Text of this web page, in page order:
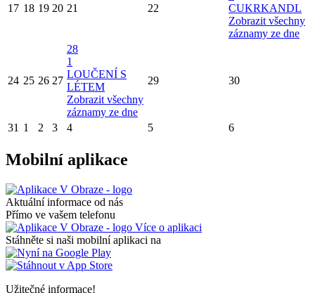
17 18 19 20 21 22
CUKRKANDL
Zobrazit všechny
záznamy ze dne
24 25 26 27
28
1
LOUČENÍ S
LÉTEM
Zobrazit všechny
záznamy ze dne
29 30
31 1 2 3 4 5 6
Mobilní aplikace
Aktuální informace od nás
Přímo ve vašem telefonu
Více o aplikaci
Stáhněte si naši mobilní aplikaci na
Užitečné informace!